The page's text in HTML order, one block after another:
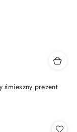
śmieszny prezent